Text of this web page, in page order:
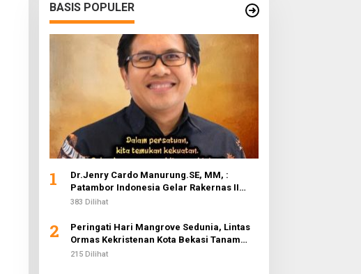
BASIS POPULER
1
Dr.Jenry Cardo Manurung.SE, MM, :
Patambor Indonesia Gelar Rakernas II
Evaluasi Program Kerja
383 Dilihat
2
Peringati Hari Mangrove Sedunia, Lintas
Ormas Kekristenan Kota Bekasi Tanam
3.000 Pohon di Pantai Sederhana
215 Dilihat